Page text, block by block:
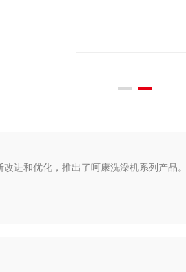
进和优化，推出了呵康洗澡机系列产品。